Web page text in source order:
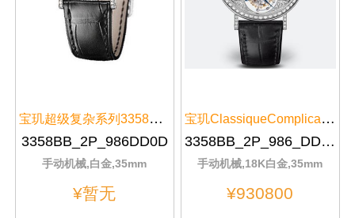
宝玑超级复杂系列3358BB/2P/986DD...
3358BB_2P_986DD0D
手动机械,白金,35mm
¥暂无
宝玑ClassiqueComplications经典...
3358BB_2P_986_DD0D
手动机械,18K白金,35mm
¥930800